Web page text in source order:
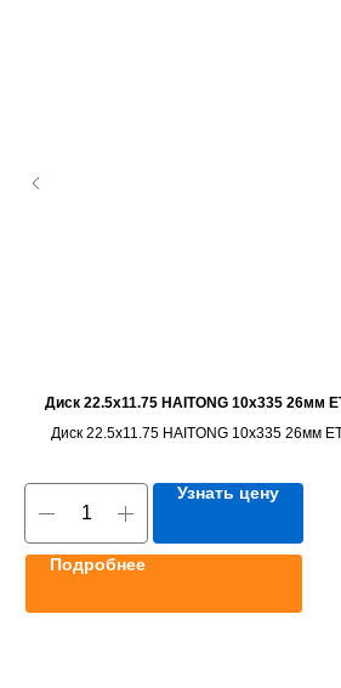
Диск 22.5x11.75 HAITONG 10x335 26мм
Диск 22.5x11.75 HAITONG 10x335 26мм
Узнать цену
Подробнее